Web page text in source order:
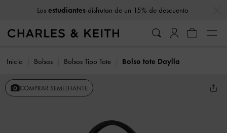
Los estudiantesdisfrutan de un 15% de descuento
Inicio Bolsos Bolsos Tipo Tote Bolso tote Daylla
COMPRAR SEMELHANTE